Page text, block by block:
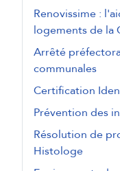
Renovissime :
logements de la
Arrêté
communales
Certification
Prévention des
Résolution de
Histologe